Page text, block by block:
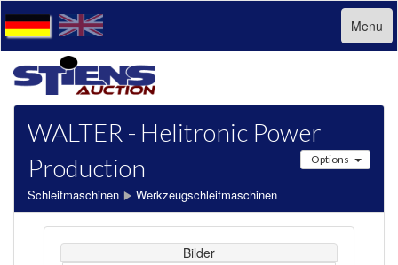
Menu
WALTER - Helitronic Power
Production
Options
Schleifmaschinen Werkzeugschleifmaschinen
Bilder